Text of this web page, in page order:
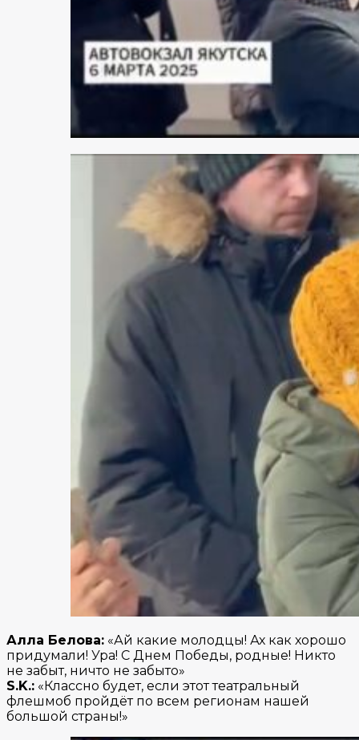
Алла Белова: «Ай какие молодцы! Ах как хорошо
придумали! Ура! С Днем Победы, родные! Никто
не забыт, ничто не забыто»
S.K.: «Классно будет, если этот театральный
флешмоб пройдёт по всем регионам нашей
большой страны!»